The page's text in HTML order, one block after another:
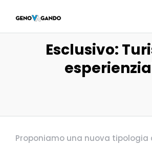
Esclusivo:
Proponiamo una nuova tipologia